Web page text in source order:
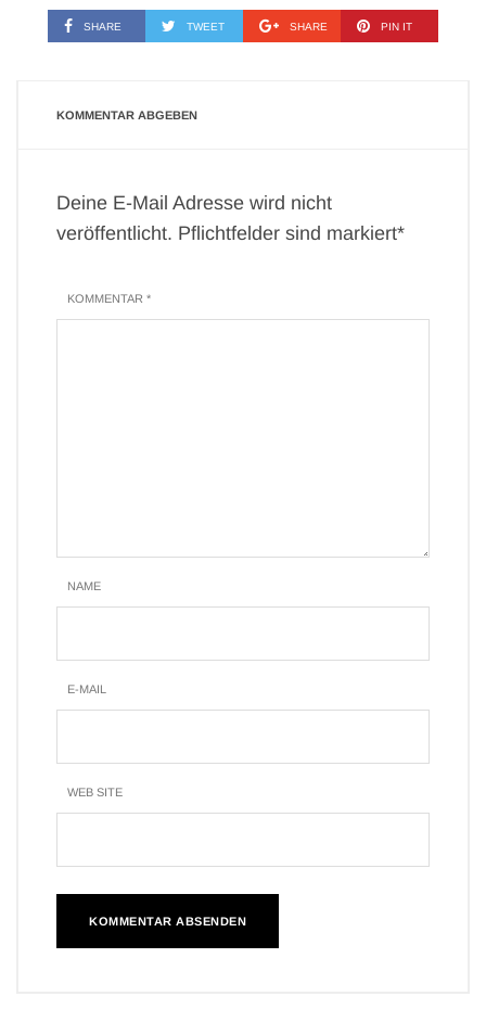
SHARE TWEET SHARE PIN IT
KOMMENTAR ABGEBEN
Deine E-Mail Adresse wird nicht
veröffentlicht. Pflichtfelder sind markiert*
KOMMENTAR *
NAME
E-MAIL
WEB SITE